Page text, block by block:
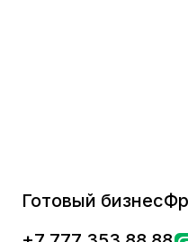
Готовый бизнес